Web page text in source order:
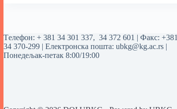
Tелефон: + 381 34 301 337, 34 372 601 | Факс: +381
34 370-299 | Електронска пошта: ubkg@kg.ac.rs |
Понедељак-петак 8:00/19:00